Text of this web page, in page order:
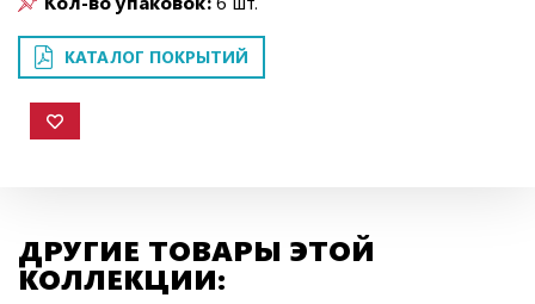
КАТАЛОГ ПОКРЫТИЙ
ДРУГИЕ ТОВАРЫ ЭТОЙ
КОЛЛЕКЦИИ: